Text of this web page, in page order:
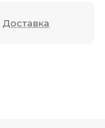
Доставка